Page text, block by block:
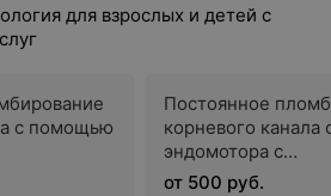
для взрослых и детей с
с помощью
Постоянное
корневого
эндомотора с
использованием
от 500 руб.